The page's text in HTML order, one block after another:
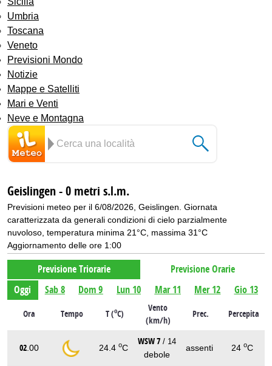
Umbria
Toscana
Veneto
Previsioni Mondo
Notizie
Mappe e Satelliti
Mari e Venti
Neve e Montagna
Geislingen - 0 metri s.l.m.
Previsioni meteo per il 6/08/2026, Geislingen. Giornata
caratterizzata da generali condizioni di cielo parzialmente
nuvoloso, temperatura minima 21°C, massima 31°C
Aggiornamento delle ore 1:00
Previsione Triorarie
Previsione Orarie
Oggi
Sab 8 Dom 9 Lun 10 Mar 11 Mer 12 Gio 13
Ora Tempo T (oC)
Vento
(km/h)
Prec. Percepita
02 .00 24.4 oC
WSW 7 / 14
debole
assenti 24 oC